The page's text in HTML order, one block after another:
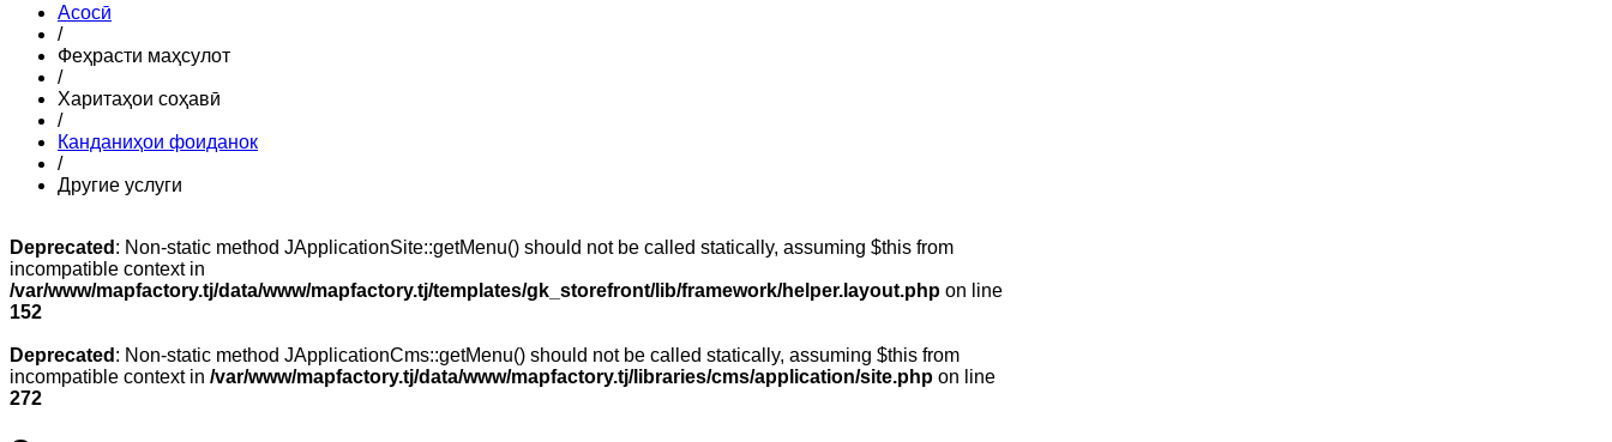
Асосӣ
/
Феҳрасти маҳсулот
/
Харитаҳои соҳавӣ
/
Канданиҳои фоиданок
/
Другие услуги
Deprecated : Non-static method JApplicationSite::getMenu() should not be called statically, assuming $this from
incompatible context in
/var/www/mapfactory.tj/data/www/mapfactory.tj/templates/gk_storefront/lib/framework/helper.layout.php on line
152
Deprecated : Non-static method JApplicationCms::getMenu() should not be called statically, assuming $this from
incompatible context in /var/www/mapfactory.tj/data/www/mapfactory.tj/libraries/cms/application/site.php on line
272